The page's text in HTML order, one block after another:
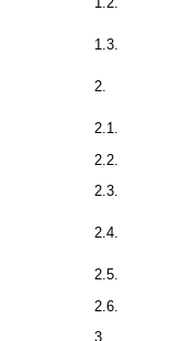
1.3.
2.
2.1.
2.2.
2.3.
2.4.
2.5.
2.6.
3.